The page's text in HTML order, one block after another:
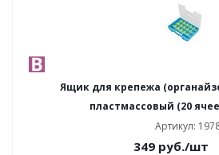
Ящик для крепежа
пластмассовый (20
Артикул:
349 руб./шт